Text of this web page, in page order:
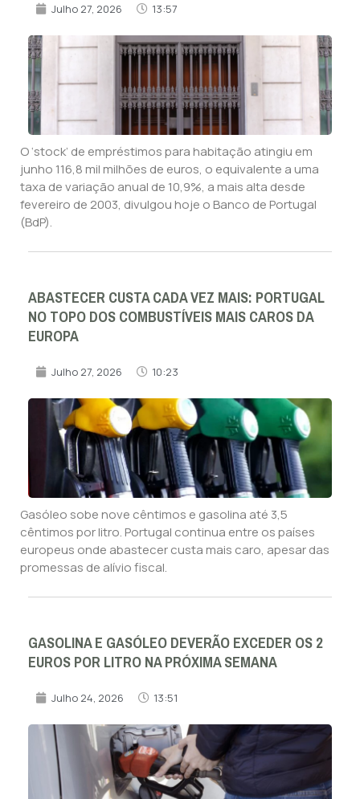
Julho 27, 2026 13:57
O ‘stock’ de empréstimos para habitação atingiu em
junho 116,8 mil milhões de euros, o equivalente a uma
taxa de variação anual de 10,9%, a mais alta desde
fevereiro de 2003, divulgou hoje o Banco de Portugal
(BdP).
ABASTECER CUSTA CADA VEZ MAIS: PORTUGAL
NO TOPO DOS COMBUSTÍVEIS MAIS CAROS DA
EUROPA
Julho 27, 2026 10:23
Gasóleo sobe nove cêntimos e gasolina até 3,5
cêntimos por litro. Portugal continua entre os países
europeus onde abastecer custa mais caro, apesar das
promessas de alívio fiscal.
GASOLINA E GASÓLEO DEVERÃO EXCEDER OS 2
EUROS POR LITRO NA PRÓXIMA SEMANA
Julho 24, 2026 13:51